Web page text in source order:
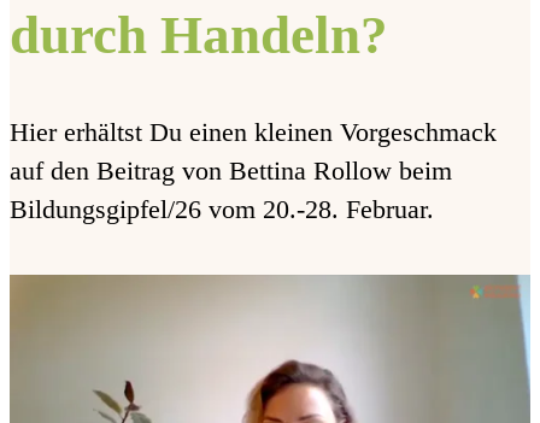
durch Handeln?
Hier erhältst Du einen kleinen Vorgeschmack
auf den Beitrag von Bettina Rollow beim
Bildungsgipfel/26 vom 20.-28. Februar.